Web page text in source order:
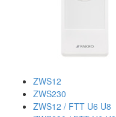
ZWS12
ZWS230
ZWS12 / FTT U6 U8